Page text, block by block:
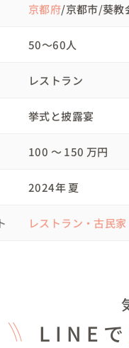
ネートは、新郎様の好
本の伝統菓子で特別なお
トラン「IN THE GREEN」
ストミート
て
京都府/京都市/葵教
50〜60人
レストラン
挙式と披露宴
100 〜 150 万円
2024年 夏
レストラン・古民家
LINEで